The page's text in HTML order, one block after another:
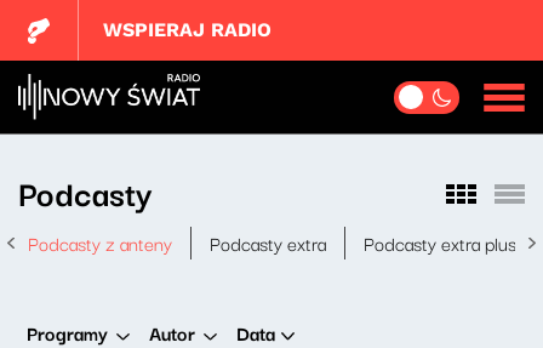
WSPIERAJ RADIO
Podcasty
Podcasty z anteny Podcasty extra Podcasty extra plus
Programy Autor Data